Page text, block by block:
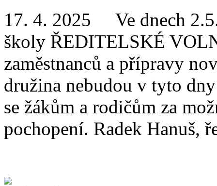
17. 4. 2025 Ve dnech
školy ŘEDITELSKÉ
zaměstnanců a přípravy
družina nebudou v tyto
se žákům a rodičům za
pochopení. Radek Hanuš,